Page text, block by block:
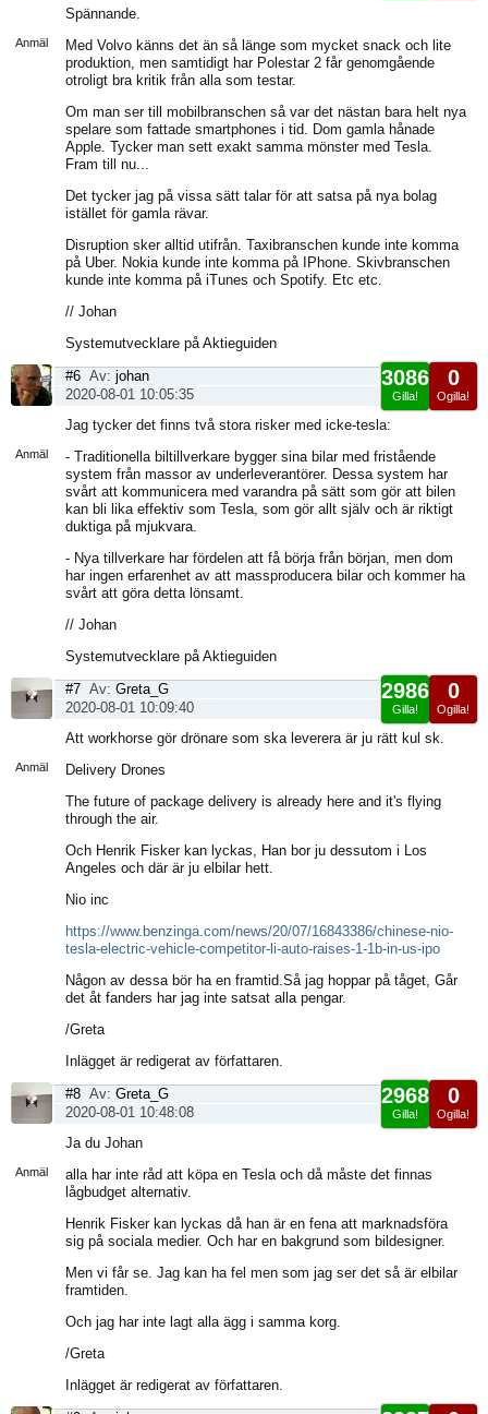
Anmäl
Spännande.
Med Volvo känns det än så länge som mycket snack och lite
produktion, men samtidigt har Polestar 2 får genomgående
otroligt bra kritik från alla som testar.
Om man ser till mobilbranschen så var det nästan bara helt nya
spelare som fattade smartphones i tid. Dom gamla hånade
Apple. Tycker man sett exakt samma mönster med Tesla.
Fram till nu...
Det tycker jag på vissa sätt talar för att satsa på nya bolag
istället för gamla rävar.
Disruption sker alltid utifrån. Taxibranschen kunde inte komma
på Uber. Nokia kunde inte komma på IPhone. Skivbranschen
kunde inte komma på iTunes och Spotify. Etc etc.
// Johan
Systemutvecklare på Aktieguiden
Anmäl
0
Ogilla!
3086
Gilla!
#6 Av: johan
2020-08-01 10:05:35
Jag tycker det finns två stora risker med icke-tesla:
- Traditionella biltillverkare bygger sina bilar med fristående
system från massor av underleverantörer. Dessa system har
svårt att kommunicera med varandra på sätt som gör att bilen
kan bli lika effektiv som Tesla, som gör allt själv och är riktigt
duktiga på mjukvara.
- Nya tillverkare har fördelen att få börja från början, men dom
har ingen erfarenhet av att massproducera bilar och kommer ha
svårt att göra detta lönsamt.
// Johan
Systemutvecklare på Aktieguiden
Anmäl
0
Ogilla!
2986
Gilla!
#7 Av: Greta_G
2020-08-01 10:09:40
Att workhorse gör drönare som ska leverera är ju rätt kul sk.
Delivery Drones
The future of package delivery is already here and it's flying
through the air.
Och Henrik Fisker kan lyckas, Han bor ju dessutom i Los
Angeles och där är ju elbilar hett.
Nio inc
https://www.benzinga.com/news/20/07/16843386/chinese-nio-
tesla-electric-vehicle-competitor-li-auto-raises-1-1b-in-us-ipo
Någon av dessa bör ha en framtid.Så jag hoppar på tåget, Går
det åt fanders har jag inte satsat alla pengar.
/Greta
Inlägget är redigerat av författaren.
Anmäl
0
Ogilla!
2968
Gilla!
#8 Av: Greta_G
2020-08-01 10:48:08
Ja du Johan
alla har inte råd att köpa en Tesla och då måste det finnas
lågbudget alternativ.
Henrik Fisker kan lyckas då han är en fena att marknadsföra
sig på sociala medier. Och har en bakgrund som bildesigner.
Men vi får se. Jag kan ha fel men som jag ser det så är elbilar
framtiden.
Och jag har inte lagt alla ägg i samma korg.
/Greta
Inlägget är redigerat av författaren.